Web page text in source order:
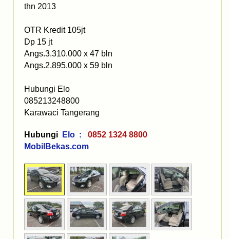
thn 2013
OTR Kredit 105jt
Dp 15 jt
Angs.3.310.000 x 47 bln
Angs.2.895.000 x 59 bln
Hubungi Elo
085213248800
Karawaci Tangerang
Hubungi Elo :
0852 1324 8800
MobilBekas.com